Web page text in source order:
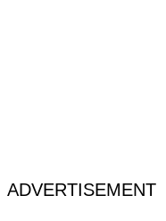
ADVERTISEMENT